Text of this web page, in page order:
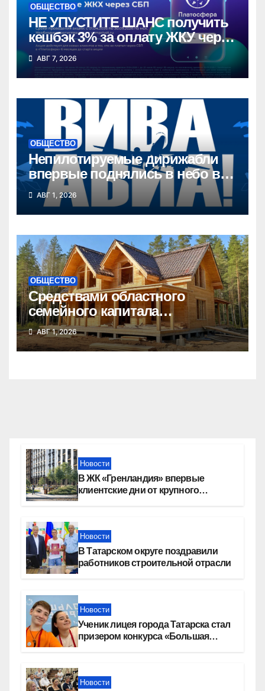
ОБЩЕСТВО
НЕ УПУСТИТЕ ШАНС получить
кешбэк 3% за оплату ЖКУ через
СБП в «Платосфере»
АВГ 7, 2026
ОБЩЕСТВО
Непилотируемые дирижабли
впервые поднялись в небо в
Новосибирской области
АВГ 1, 2026
ОБЩЕСТВО
Средствами областного
семейного капитала
воспользовались почти 50
тысяч семей
АВГ 1, 2026
Новости
В ЖК «Гренландия» впервые
клиентские дни от крупного
Новости
В Татарском округе поздравили
работников строительной отрасли
Новости
Ученик лицея города Татарска стал
призером конкурса «Большая
Новости